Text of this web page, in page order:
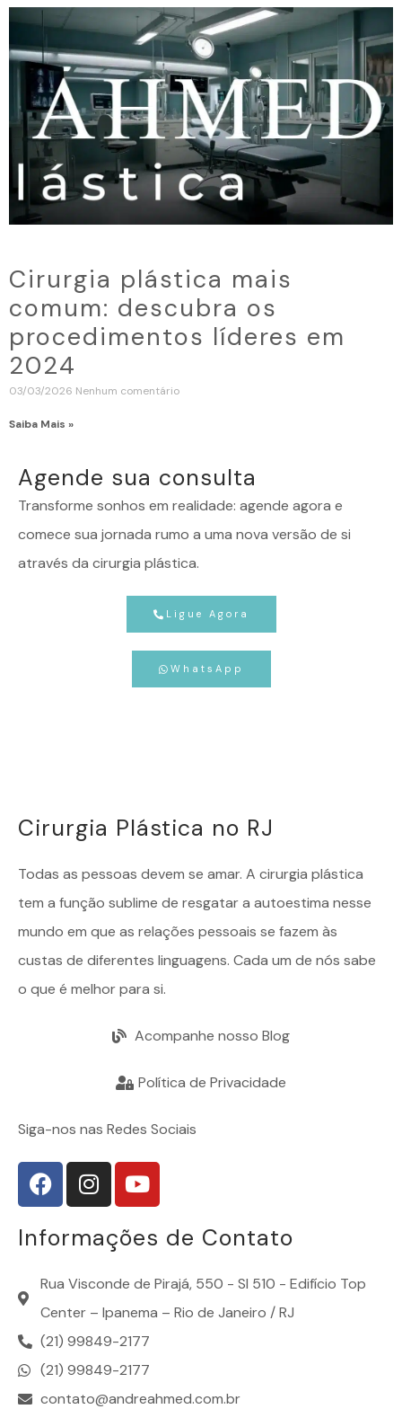
Cirurgia plástica mais
comum: descubra os
procedimentos líderes em
2024
03/03/2026 Nenhum comentário
Saiba Mais »
Agende sua consulta
Transforme sonhos em realidade: agende agora e
comece sua jornada rumo a uma nova versão de si
através da cirurgia plástica.
Ligue Agora
WhatsApp
Cirurgia Plástica no RJ
Todas as pessoas devem se amar. A cirurgia plástica
tem a função sublime de resgatar a autoestima nesse
mundo em que as relações pessoais se fazem às
custas de diferentes linguagens. Cada um de nós sabe
o que é melhor para si.
Acompanhe nosso Blog
Política de Privacidade
Siga-nos nas Redes Sociais
Informações de Contato
Rua Visconde de Pirajá, 550 - Sl 510 - Edifício Top
Center – Ipanema – Rio de Janeiro / RJ
(21) 99849-2177
(21) 99849-2177
contato@andreahmed.com.br